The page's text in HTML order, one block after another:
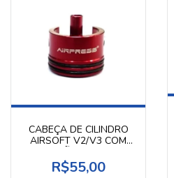
CABEÇA DE CILINDRO
AIRSOFT V2/V3 COM
R$55,00